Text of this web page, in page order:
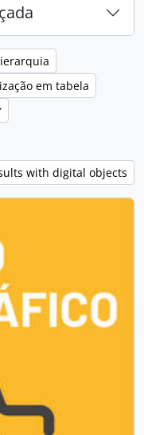
em tabela
with digital objects